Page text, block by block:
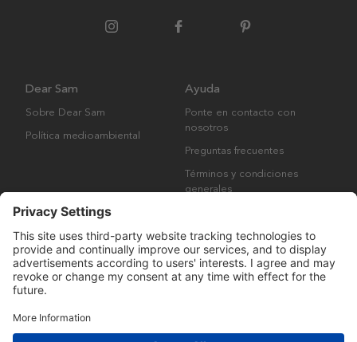
Dear Sam
Sobre Dear Sam
Política medioambiental
Ayuda
Ponte en contacto con
nosotros
Preguntas frecuentes
Términos y condiciones
generales
Derechos de autor © Many Brands AB 2023. Todos los derechos